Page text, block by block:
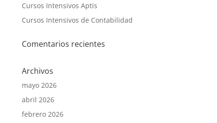
Cursos Intensivos Aptis
Cursos Intensivos de Contabilidad
Comentarios recientes
Archivos
mayo 2026
abril 2026
febrero 2026